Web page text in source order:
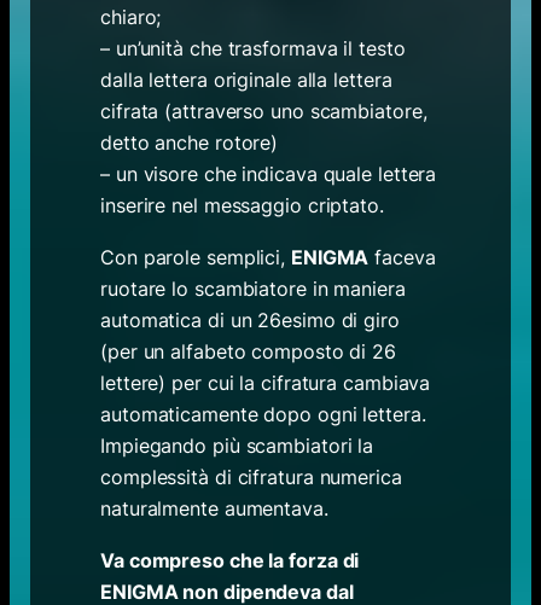
chiaro;
– un’unità che trasformava il testo
dalla lettera originale alla lettera
cifrata (attraverso uno scambiatore,
detto anche rotore)
– un visore che indicava quale lettera
inserire nel messaggio criptato.
Con parole semplici, ENIGMA faceva
ruotare lo scambiatore in maniera
automatica di un 26esimo di giro
(per un alfabeto composto di 26
lettere) per cui la cifratura cambiava
automaticamente dopo ogni lettera.
Impiegando più scambiatori la
complessità di cifratura numerica
naturalmente aumentava.
Va compreso che la forza di
ENIGMA non dipendeva dal